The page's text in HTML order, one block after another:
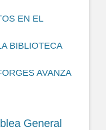
EN EL
BIBLIOTECA
AVANZA
General